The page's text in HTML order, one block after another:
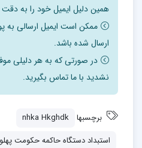
همین دلیل ایمیل خود را به دقت
ارسال شده باشد.
در صورتی که به هر دلیلی
نشدید با ما تماس بگیرید.
برچسبها
nhka Hkghdk
استبداد دستگاه حاکمه حکومت